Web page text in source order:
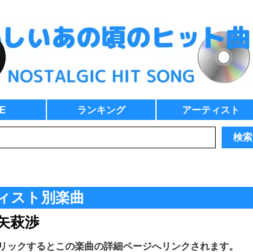
ランキング アーティスト
検索
スト別楽曲
萩渉
クするとこの楽曲の詳細ページへリンクされます。